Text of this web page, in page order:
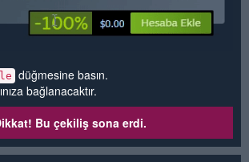
düğmesine basın.
bağlanacaktır.
Bu çekiliş sona erdi.